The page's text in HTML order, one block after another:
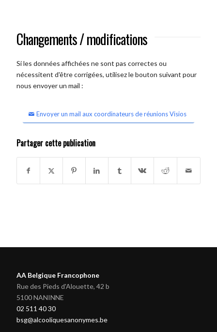
Changements / modifications
Si les données affichées ne sont pas correctes ou
nécessitent d'être corrigées, utilisez le bouton suivant pour
nous envoyer un mail :
Envoyer un mail aux coordinateurs de réunions Visios
Partager cette publication
AA Belgique Francophone
Rue des Pieds d'Alouette, 42 b
5100 NANINNE
02 511 40 30
bsg@alcooliquesanonymes.be